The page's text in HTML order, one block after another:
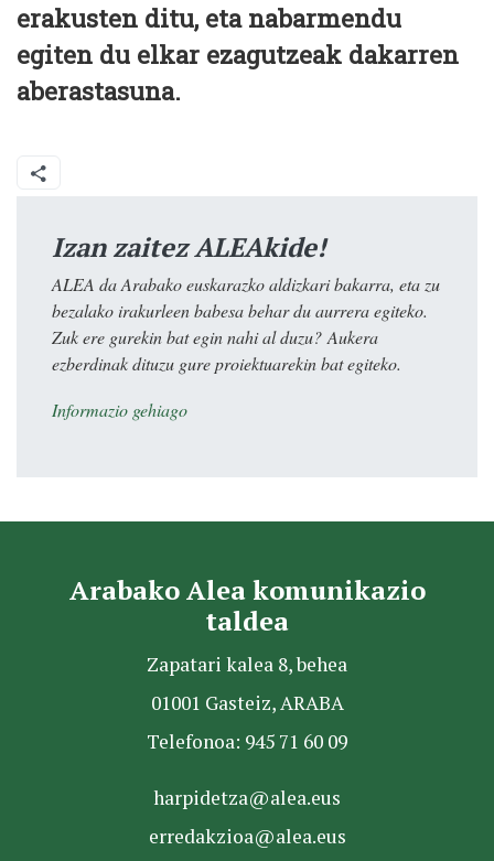
erakusten ditu, eta nabarmendu
egiten du elkar ezagutzeak dakarren
aberastasuna.
Izan zaitez ALEAkide!
ALEA da Arabako euskarazko aldizkari bakarra, eta zu
bezalako irakurleen babesa behar du aurrera egiteko.
Zuk ere gurekin bat egin nahi al duzu? Aukera
ezberdinak dituzu gure proiektuarekin bat egiteko.
Informazio gehiago
Arabako Alea komunikazio
taldea
Zapatari kalea 8, behea
01001 Gasteiz, ARABA
Telefonoa: 945 71 60 09
harpidetza@alea.eus
erredakzioa@alea.eus